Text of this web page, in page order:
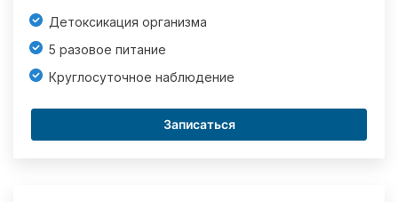
Детоксикация организма
5 разовое питание
Круглосуточное наблюдение
Записаться